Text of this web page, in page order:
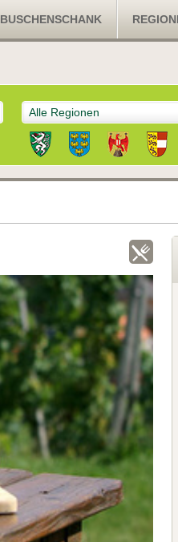
BUSCHENSCHANK
Alle Regionen